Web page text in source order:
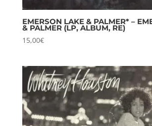
EMERSON LAKE & PALMER* –
& PALMER (LP, ALBUM, RE)
15,00€